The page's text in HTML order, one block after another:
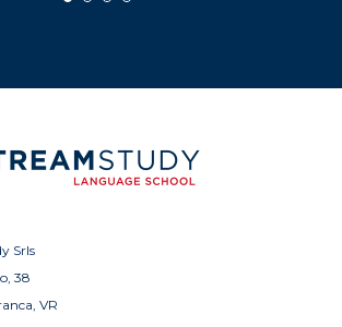
Srls
38
VR